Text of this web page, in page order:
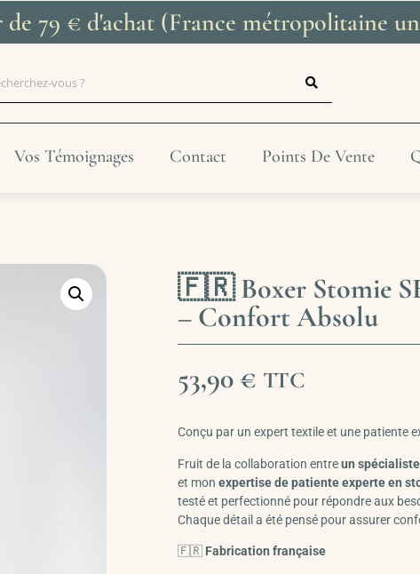
79 € d'achat (France métropolitaine
Vos Témoignages Contact Points De Vente
🇫🇷 Boxer Stomie
– Confort Absolu
53,90 € TTC
Conçu par un expert textile et une patiente
Fruit de la collaboration entreun spécialiste
et mon expertise de patiente experte en
testé et perfectionné pour répondre aux
Chaque détail a été pensé pour assurer
🇫🇷 Fabrication française